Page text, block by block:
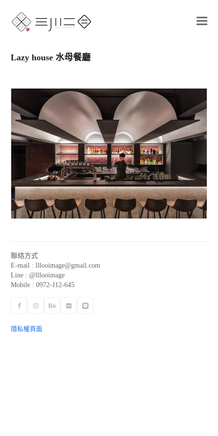
Lazy house 水母餐廳
聯絡方式
E-mail :lllooimage@gmail.com
Line : @lllooimage
Mobile : 0972-112-645
FacebookInstagramBehanceFlickrLine
隱私權頁面